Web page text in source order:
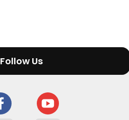
Follow Us